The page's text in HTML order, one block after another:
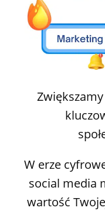
W erze
social media
wartość